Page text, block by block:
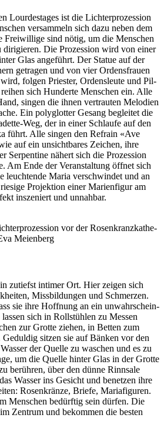
Lour­destages ist die Lichter­prozes­sion
ver­sam­meln sich dazu neben dem
Frei­willige sind nötig, um die Men­schen
dirigieren. Die Prozes­sion wird von ein­er
Glas ange­führt. Der Stat­ue auf der
getra­gen und von vier Ordens­frauen
fol­gen Priester, Ordens­leute und Pil­
sich Hun­derte Men­schen ein. Alle
sin­gen die ihnen ver­traut­en Melo­di­en
Ein poly­glot­ter Gesang begleit­et die
Weg, der in ein­er Schlaufe auf den
führt. Alle sin­gen den Refrain «Ave
auf ein unsicht­bares Zeichen, ihre
Ser­pen­tine nähert sich die Prozes­sion
Am Ende der Ver­anstal­tung öffnet sich
leuch­t­ende Maria ver­schwindet und an
Pro­jek­tion ein­er Marien­fig­ur am
insze­niert und unnah­bar.
vor der Rosenkranzkathe­
Meien­berg
zutief­st intimer Ort. Hier zeigen sich
Miss­bil­dun­gen und Schmerzen.
sie ihre Hoff­nung an ein unwahrschein­
sich in Roll­stühlen zu Messen
zur Grotte ziehen, in Bet­ten zum
Geduldig sitzen sie auf Bänken vor den
der Quelle zu waschen und es zu
um die Quelle hin­ter Glas in der Grotte
berühren, über den dünne Rinnsale
Wass­er ins Gesicht und benet­zen ihre
Rosenkränze, Briefe, Mari­afig­uren.
Men­schen bedürftig sein dür­fen. Die
Zen­trum und bekom­men die besten